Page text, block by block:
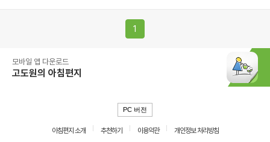
1
모바일 앱 다운로드
고도원의 아침편지
PC 버전
아침편지 소개 추천하기 이용약관
개인정보 처리방침